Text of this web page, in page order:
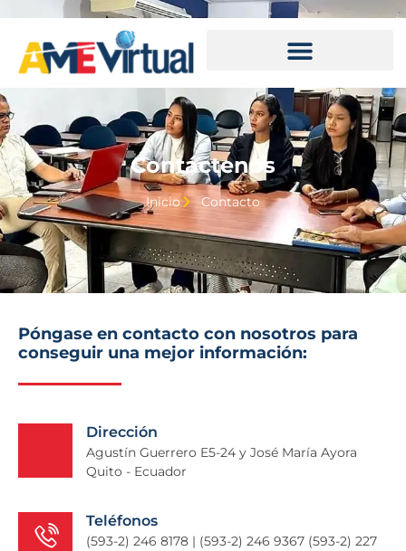
Contáctenos
Inicio Contacto
Póngase en contacto con nosotros para
conseguir una mejor información:
Dirección
Agustín Guerrero E5-24 y José María Ayora
Quito - Ecuador
Teléfonos
(593-2) 246 8178 | (593-2) 246 9367 (593-2) 227